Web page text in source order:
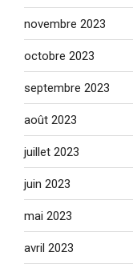
novembre 2023
octobre 2023
septembre 2023
août 2023
juillet 2023
juin 2023
mai 2023
avril 2023